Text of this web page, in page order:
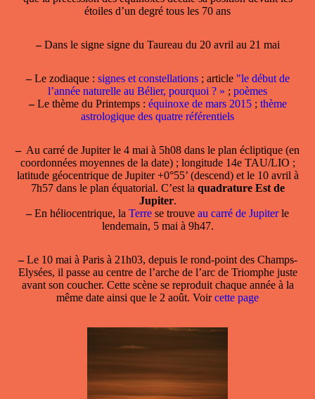
étoiles d’un degré tous les 70 ans
–Dans le signesigne du Taureau du 20 avril au 21 mai
–Le zodiaque : signes et constellations; article "le début de
l’année naturelle au Bélier, pourquoi ? » ; poèmes
–Le thème du Printemps : équinoxe de mars 2015; thème
astrologique des quatre référentiels
– Au carré de Jupiter le 4 mai à 5h08 dans le plan écliptique (en
coordonnées moyennes de la date) ; longitude 14e TAU/LIO ;
latitude géocentrique de Jupiter +0°55’ (descend) et le 10 avril à
7h57 dans le plan équatorial. C’est la quadrature Est de
Jupiter.
–En héliocentrique, la Terre se trouve au carré de Jupiterle
lendemain, 5 mai à 9h47.
–Le 10 mai à Parisà 21h03, depuis le rond-point des Champs-
Elysées, il passe au centre de l’arche de l’arc de Triomphe juste
avant son coucher. Cette scène se reproduit chaque année à la
même date ainsi que le 2 août. Voircette page